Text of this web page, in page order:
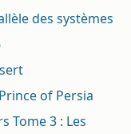
des systèmes
of Persia
Tome 3 : Les